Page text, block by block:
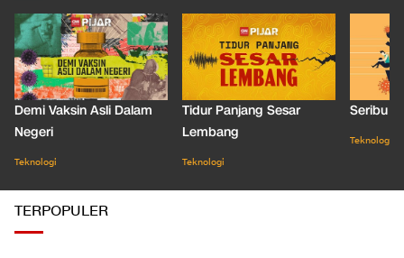
Demi Vaksin Asli Dalam
Negeri
Teknologi
Tidur Panjang Sesar
Lembang
Teknologi
Seribu
Teknologi
TERPOPULER